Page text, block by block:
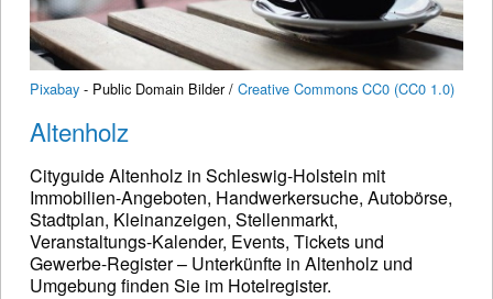
Pixabay - Public Domain Bilder / Creative Commons CC0 (CC0 1.0)
Altenholz
Cityguide Altenholz in Schleswig-Holstein mit
Immobilien-Angeboten, Handwerkersuche, Autobörse,
Stadtplan, Kleinanzeigen, Stellenmarkt,
Veranstaltungs-Kalender, Events, Tickets und
Gewerbe-Register – Unterkünfte in Altenholz und
Umgebung finden Sie im Hotelregister.